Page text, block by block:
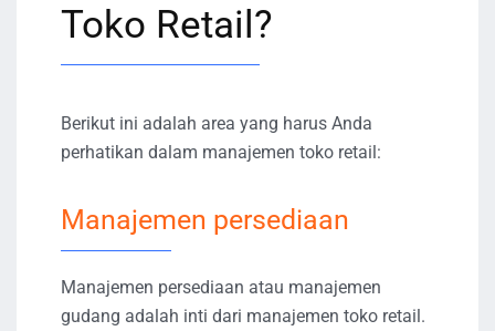
Toko Retail?
Berikut ini adalah area yang harus Anda
perhatikan dalam manajemen toko retail:
Manajemen persediaan
Manajemen persediaan atau manajemen
gudang adalah inti dari manajemen toko retail.